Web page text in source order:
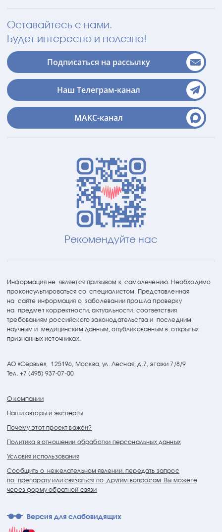
Оставайтесь с нами.
Будет интересно и полезно!
Подписаться на рассылку
Наш Телеграм-канал
МАКС-канал
О компании
Наши авторы и эксперты
Почему этот проект важен?
Политика в отношении обработки персональных данных
Условия использования
Сообщить о нежелательном явлении, передать запрос
по препарату или связаться по другим вопросам Вы можете
через форму обратной связи
АО «Сервье», 125196, Москва, ул. Лесная, д.7, этажи 7/8/9
Тел. +7 (495) 937-07-00
Версия для слабовидящих
Информация не является призывом к самолечению. Необходимо
проконсультироваться со специалистом. Представленная
на сайте информация о заболевании прошла проверку
на предмет корректности, актуальности, соответствия
требованиям российского законодательства и последним
научным и медицинским данным, опубликованным в открытых
признанных источниках.
Рекомендуйте нас